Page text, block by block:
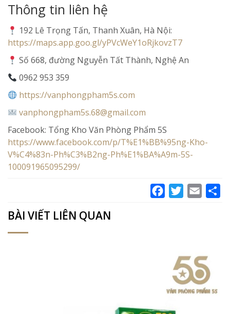
Thông tin liên hệ
192 Lê Trọng Tấn, Thanh Xuân, Hà Nội:
https://maps.app.goo.gl/yPVcWeY1oRjkovzT7
Số 668, đường Nguyễn Tất Thành, Nghệ An
0962 953 359
https://vanphongpham5s.com
vanphongpham5s.68@gmail.com
Facebook: Tổng Kho Văn Phòng Phẩm 5S
https://www.facebook.com/p/T%E1%BB%95ng-Kho-
V%C4%83n-Ph%C3%B2ng-Ph%E1%BA%A9m-5S-
100091965095299/
FacebookTwitterEmail
BÀI VIẾT LIÊN QUAN